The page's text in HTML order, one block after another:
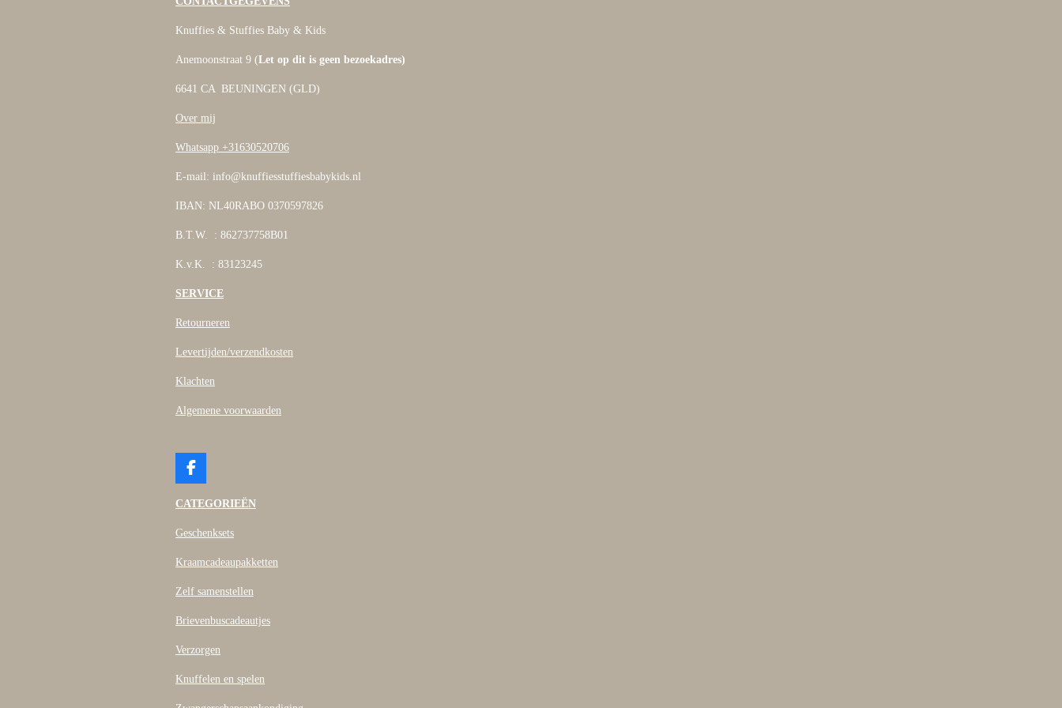
Knuffies & Stuffies Baby & Kids
Anemoonstraat 9 (Let op dit is geen bezoekadres)
6641 CA BEUNINGEN (GLD)
Over mij
Whatsapp +31630520706
E-mail: info@knuffiesstuffiesbabykids.nl
IBAN: NL40RABO 0370597826
B.T.W. : 862737758B01
K.v.K. : 83123245
SERVICE
Retourneren
Levertijden/verzendkosten
Klachten
Algemene voorwaarden
F
c
b
o
CATEGORIEËN
Geschenksets
Kraamcadeaupakketten
Zelf samenstellen
Brievenbuscadeautjes
Verzorgen
Knuffelen en spelen